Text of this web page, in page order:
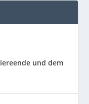
und dem